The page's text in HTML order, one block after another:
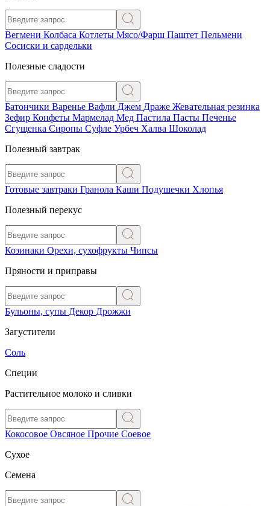
Вегмени Колбаса Котлеты Мясо/Фарш Паштет Пельмени
Сосиски и сардельки
Полезные сладости
Батончики Варенье Вафли Джем Драже Жевательная резинка
Зефир Конфеты Мармелад Мед Пастила Пасты Печенье
Сгущенка Сиропы Суфле Урбеч Халва Шоколад
Полезный завтрак
Готовые завтраки Гранола Каши Подушечки Хлопья
Полезный перекус
Козинаки Орехи, сухофрукты Чипсы
Пряности и приправы
Бульоны, супы Декор Дрожжи
Загустители
Соль
Специи
Растительное молоко и сливки
Кокосовое Овсяное Прочие Соевое
Сухое
Семена